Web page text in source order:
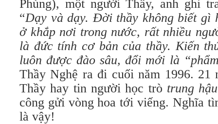
Phùng), một người Thầy, anh ghi
“Dạy và dạy. Đời thầy không biết gì
ở khắp nơi trong nước, rất nhiều
là đức tính cơ bản của thầy. Kiến
luôn được đào sâu, đổi mới là
Thầy Nghệ ra đi cuối năm 1996. 21
Thầy hay tin người học trò trung hậu
công gửi vòng hoa tới viếng. Nghĩa
là vậy!